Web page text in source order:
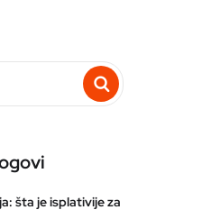
šta je isplativije za